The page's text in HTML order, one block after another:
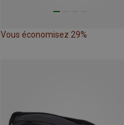
Vous économisez 29%